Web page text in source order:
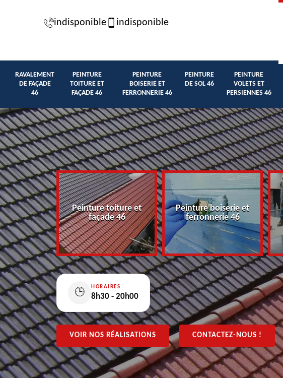
indisponible indisponible
RAVALEMENT
DE FAÇADE
46
PEINTURE
TOITURE ET
FAÇADE 46
PEINTURE
BOISERIE ET
FERRONNERIE 46
PEINTURE
DE SOL 46
PEINTURE
VOLETS ET
PERSIENNES 46
de façade
Peinture toiture et
façade 46
Peinture boiserie et
ferronnerie 46
🕒
HORAIRES
8h30 - 20h00
VOIR NOS RÉALISATIONS CONTACTEZ-NOUS !